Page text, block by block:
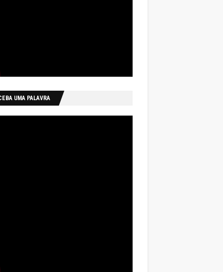
UMA PALAVRA